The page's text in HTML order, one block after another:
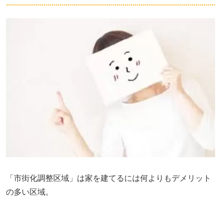
「市街化調整区域」は家を建てるには何よりもデメリット
の多い区域。